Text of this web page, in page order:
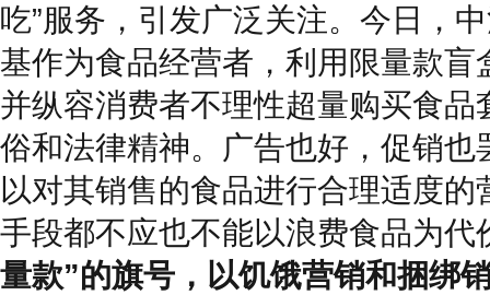
吃”服务，引发广泛关注。今日，
基作为食品经营者，利用限量款盲
并纵容消费者不理性超量购买食品
俗和法律精神。广告也好，促销也
以对其销售的食品进行合理适度的
手段都不应也不能以浪费食品为代
量款”的旗号，以饥饿营销和捆绑